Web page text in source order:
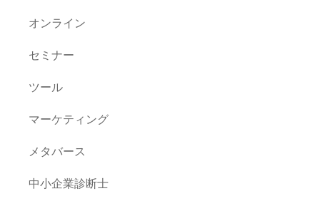
オンライン
セミナー
ツール
マーケティング
メタバース
中小企業診断士